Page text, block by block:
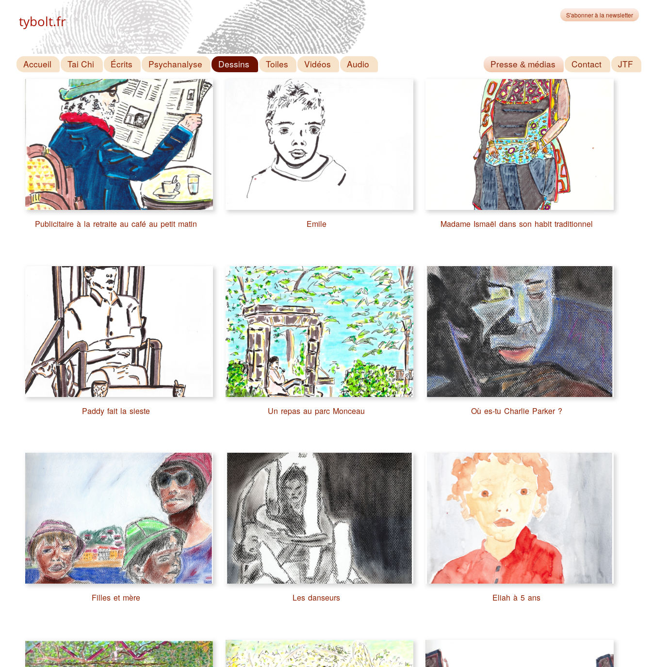
tybolt.fr S'abonner à la newsletter
Accueil Tai Chi Écrits Psychanalyse Dessins Toiles Vidéos Audio JTF
Contact
Presse&médias
Publicitaire à la retraite au café au petit matin Emile Madame Ismaël dans son habit traditionnel
Paddy fait la sieste Un repas au parc Monceau Où es-tu Charlie Parker ?
Filles et mère Les danseurs Eliah à 5 ans